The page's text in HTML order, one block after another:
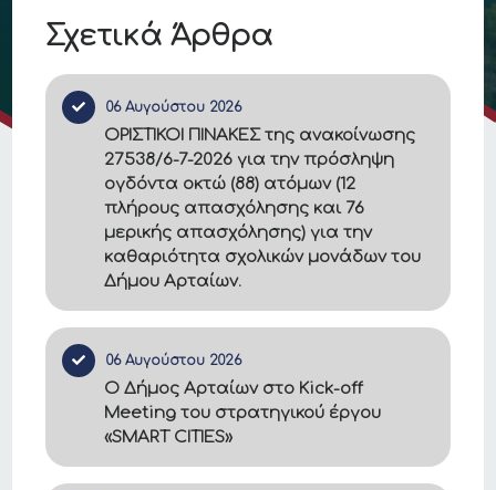
Σχετικά Άρθρα
06 Αυγούστου 2026
ΟΡΙΣΤΙΚΟΙ ΠΙΝΑΚΕΣ της ανακοίνωσης
27538/6-7-2026 για την πρόσληψη
ογδόντα οκτώ (88) ατόμων (12
πλήρους απασχόλησης και 76
μερικής απασχόλησης) για την
καθαριότητα σχολικών μονάδων του
Δήμου Αρταίων.
06 Αυγούστου 2026
Ο Δήμος Αρταίων στο Kick-off
Meeting του στρατηγικού έργου
«SMART CITIES»